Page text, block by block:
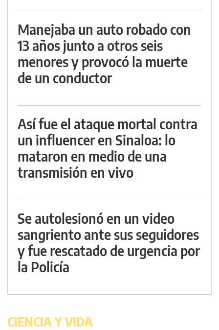
Manejaba un auto robado con
13 años junto a otros seis
menores y provocó la muerte
de un conductor
Así fue el ataque mortal contra
un influencer en Sinaloa: lo
mataron en medio de una
transmisión en vivo
Se autolesionó en un video
sangriento ante sus seguidores
y fue rescatado de urgencia por
la Policía
CIENCIA Y VIDA